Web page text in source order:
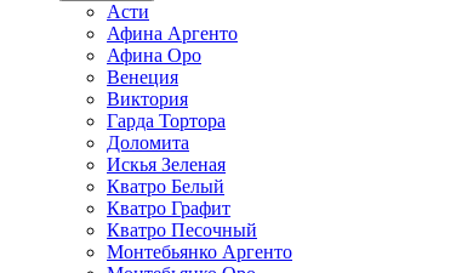
Асти
Афина Аргенто
Афина Оро
Венеция
Виктория
Гарда Тортора
Доломита
Искья Зеленая
Кватро Белый
Кватро Графит
Кватро Песочный
Монтебьянко Аргенто